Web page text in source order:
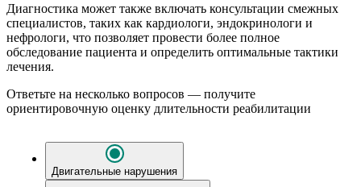
Диагностика может также включать консультации смежных
специалистов, таких как кардиологи, эндокринологи и
нефрологи, что позволяет провести более полное
обследование пациента и определить оптимальные тактики
лечения.
Ответьте на несколько вопросов — получите
ориентировочную оценку длительности реабилитации